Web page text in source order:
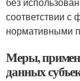
соответствии
нормативными
Меры,
данных